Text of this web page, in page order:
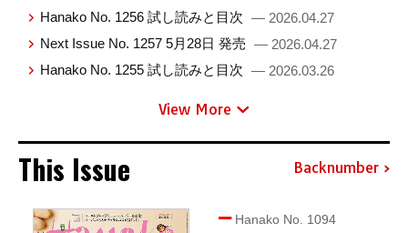
Hanako No. 1256 試し読みと目次 — 2026.04.27
Next Issue No. 1257 5月28日 発売 — 2026.04.27
Hanako No. 1255 試し読みと目次 — 2026.03.26
View More
This Issue Backnumber
Hanako No. 1094